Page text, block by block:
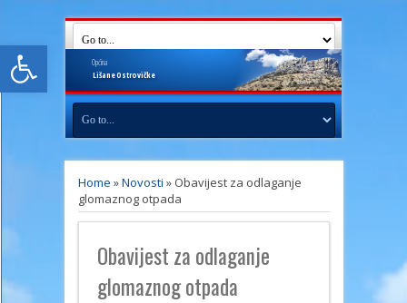
Open toolbar
LišaneOstrovičke
Općina
Home »Novosti » Obavijest za odlaganje
glomaznog otpada
Obavijest za odlaganje
glomaznog otpada